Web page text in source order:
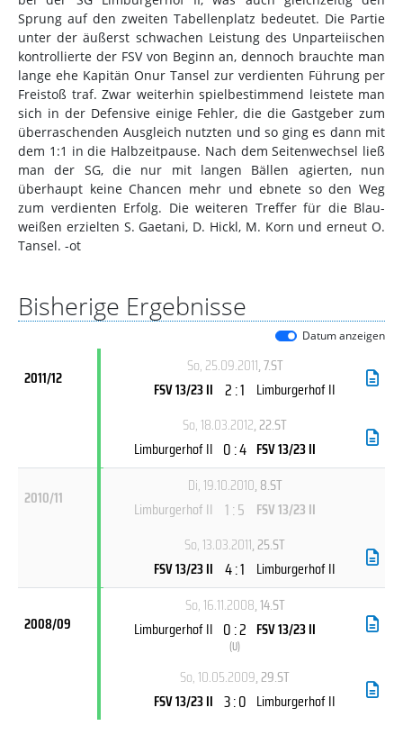
Sprung auf den zweiten Tabellenplatz bedeutet. Die Partie
unter der äußerst schwachen Leistung des Unparteiischen
kontrollierte der FSV von Beginn an, dennoch brauchte man
lange ehe Kapitän Onur Tansel zur verdienten Führung per
Freistoß traf. Zwar weiterhin spielbestimmend leistete man
sich in der Defensive einige Fehler, die die Gastgeber zum
überraschenden Ausgleich nutzten und so ging es dann mit
dem 1:1 in die Halbzeitpause. Nach dem Seitenwechsel ließ
man der SG, die nur mit langen Bällen agierten, nun
überhaupt keine Chancen mehr und ebnete so den Weg
zum verdienten Erfolg. Die weiteren Treffer für die Blau-
weißen erzielten S. Gaetani, D. Hickl, M. Korn und erneut O.
Tansel. -ot
Bisherige Ergebnisse
Datum anzeigen
2011/12
So, 25.09.2011, 7.ST
FSV 13/23 II 2 : 1 Limburgerhof II
So, 18.03.2012, 22.ST
Limburgerhof II 0 : 4 FSV 13/23 II
2010/11
Di, 19.10.2010, 8.ST
Limburgerhof II 1 : 5 FSV 13/23 II
So, 13.03.2011, 25.ST
FSV 13/23 II 4 : 1 Limburgerhof II
2008/09
So, 16.11.2008, 14.ST
Limburgerhof II 0 : 2
(U)
FSV 13/23 II
So, 10.05.2009, 29.ST
FSV 13/23 II 3 : 0 Limburgerhof II